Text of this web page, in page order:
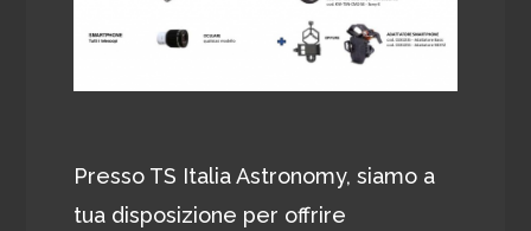
Presso TS Italia Astronomy, siamo a
tua disposizione per offrire